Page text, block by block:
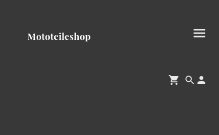
Mototeileshop